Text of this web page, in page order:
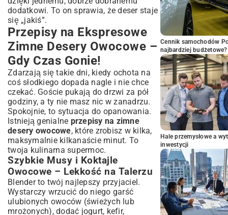
dodatkowi. To on sprawia, że deser staje
się „jakiś”.
Przepisy na Ekspresowe
Zimne Desery Owocowe –
Gdy Czas Gonie!
Zdarzają się takie dni, kiedy ochota na
coś słodkiego dopada nagle i nie chce
czekać. Goście pukają do drzwi za pół
godziny, a ty nie masz nic w zanadrzu.
Spokojnie, to sytuacja do opanowania.
Istnieją genialne przepisy na zimne
desery owocowe, które zrobisz w kilka,
maksymalnie kilkanaście minut. To
twoja kulinarna supermoc.
Szybkie Musy i Koktajle
Owocowe – Lekkość na Talerzu
Blender to twój najlepszy przyjaciel.
Wystarczy wrzucić do niego garść
ulubionych owoców (świeżych lub
mrożonych), dodać jogurt, kefir,
Cennik samochodów
najbardziej budżetowe?
Hale przemysłowe a
inwestycji